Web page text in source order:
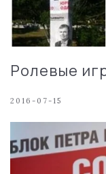
Ролевые
2016-07-15